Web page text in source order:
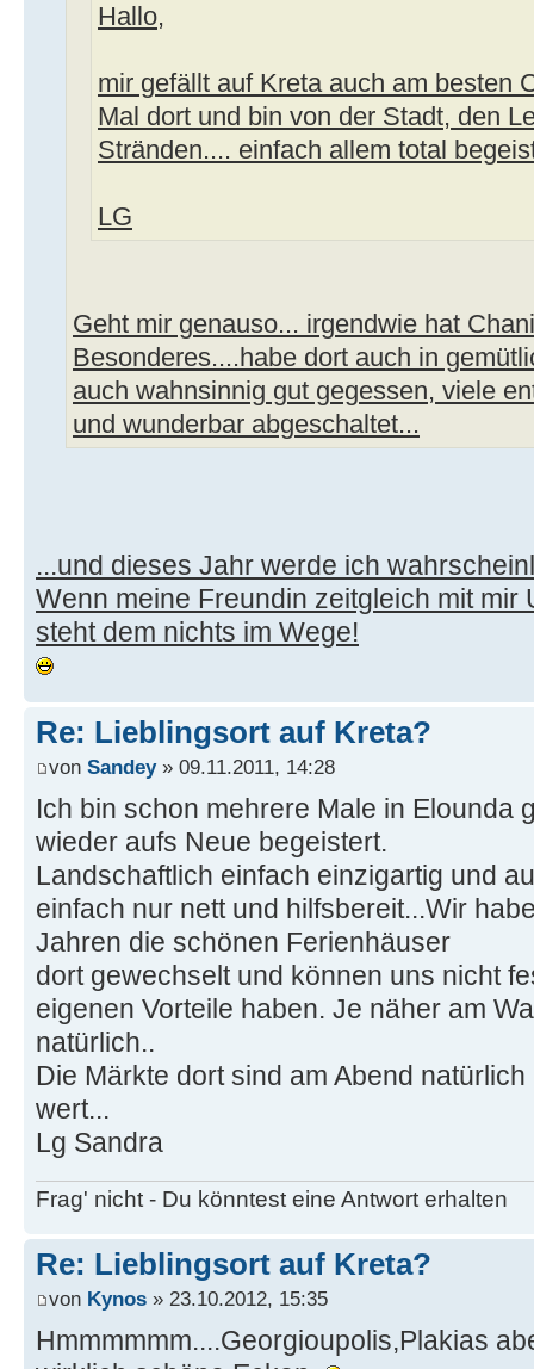
Hallo,
mir gefällt auf Kreta auch am besten
Mal dort und bin von der Stadt, den
Stränden.... einfach allem total
LG
Geht mir genauso... irgendwie hat
Besonderes....habe dort auch in
auch wahnsinnig gut gegessen, viele
und wunderbar abgeschaltet...
...und dieses Jahr werde ich
Wenn meine Freundin zeitgleich mit mir
steht dem nichts im Wege!
Re: Lieblingsort auf Kreta?
von Sandey» 09.11.2011, 14:28
Ich bin schon mehrere Male in Elounda
wieder aufs Neue begeistert.
Landschaftlich einfach einzigartig und
einfach nur nett und hilfsbereit...Wir
Jahren die schönen Ferienhäuser
dort gewechselt und können uns nicht
eigenen Vorteile haben. Je näher am
natürlich..
Die Märkte dort sind am Abend
wert...
Lg Sandra
Frag' nicht - Du könntest eine Antwort erhalten
Re: Lieblingsort auf Kreta?
von Kynos » 23.10.2012, 15:35
Hmmmmmm....Georgioupolis,Plakias